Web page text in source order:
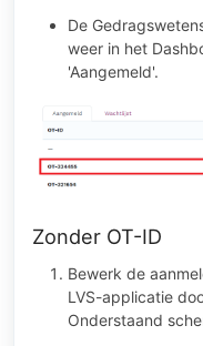
De
weer in het
'Aangemeld'.
Zonder OT-ID
Bewerk de
LVS-applicatie
Onderstaand